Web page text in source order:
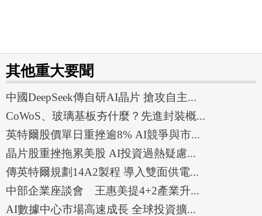
其他重大要聞
中國DeepSeek傳自研AI晶片 搶攻自主...
CoWoS、玻璃基板夯什麼？先進封裝概...
英特爾股價單日重挫逾8% AI競爭與市...
晶片股重挫拖累美股 AI投資過熱疑慮...
傳英特爾規劃14A2製程 導入雙面供電...
中部企業座談會 王惠美提4+2產業升...
AI數據中心市場高速成長 全球投資擴...